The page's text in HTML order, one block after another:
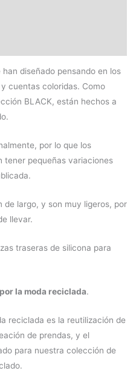
diseñado pensando en los
cuentas coloridas. Como
BLACK, están hechos a
por lo que los
tener pequeñas variaciones
de largo, y son muy ligeros, por
llevar.
traseras de silicona para
la moda reciclada.
reciclada es la reutilización de
de prendas, y el
para nuestra colección de